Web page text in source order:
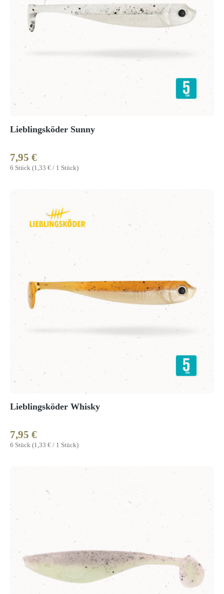
Lieblingsköder Sunny
6 Stück (1,33 € / 1 Stück)
Regulärer Preis:
7,95 €
Lieblingsköder Whisky
6 Stück (1,33 € / 1 Stück)
Regulärer Preis:
7,95 €